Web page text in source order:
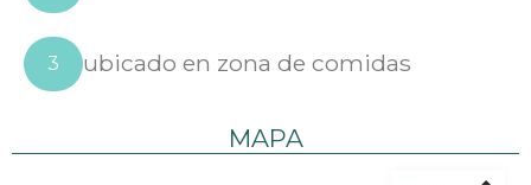
3 ubicado en zona de comidas
MAPA